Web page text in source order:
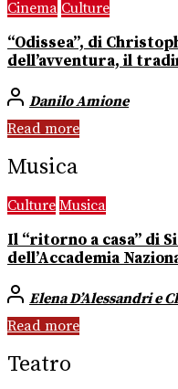
Cinema Culture
“Odissea”, di
dell’avventura, il
Danilo Amione
Read more
Musica
Culture Musica
Il “ritorno a casa” di
dell’Accademia
Elena D’Alessandri e
Read more
Teatro